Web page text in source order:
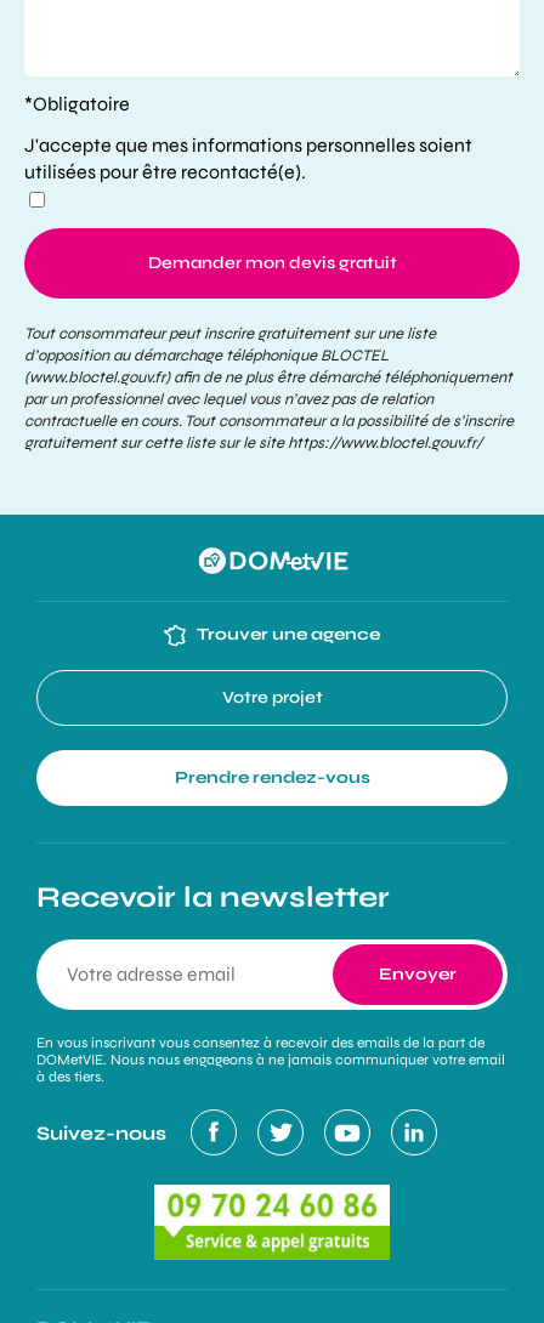
*Obligatoire
J'accepte que mes informations personnelles soient
utilisées pour être recontacté(e).
Demander mon devis gratuit
Tout consommateur peut inscrire gratuitement sur une liste
d’opposition au démarchage téléphonique BLOCTEL
(www.bloctel.gouv.fr) afin de ne plus être démarché téléphoniquement
par un professionnel avec lequel vous n’avez pas de relation
contractuelle en cours. Tout consommateur a la possibilité de s’inscrire
gratuitement sur cette liste sur le sitehttps://www.bloctel.gouv.fr/
Trouver une agence
Votre projet
Prendre rendez-vous
Recevoir la newsletter
En vous inscrivant vous consentez à recevoir des emails de la part de
DOMetVIE. Nous nous engageons à ne jamais communiquer votre email
à des tiers.
Suivez-nous